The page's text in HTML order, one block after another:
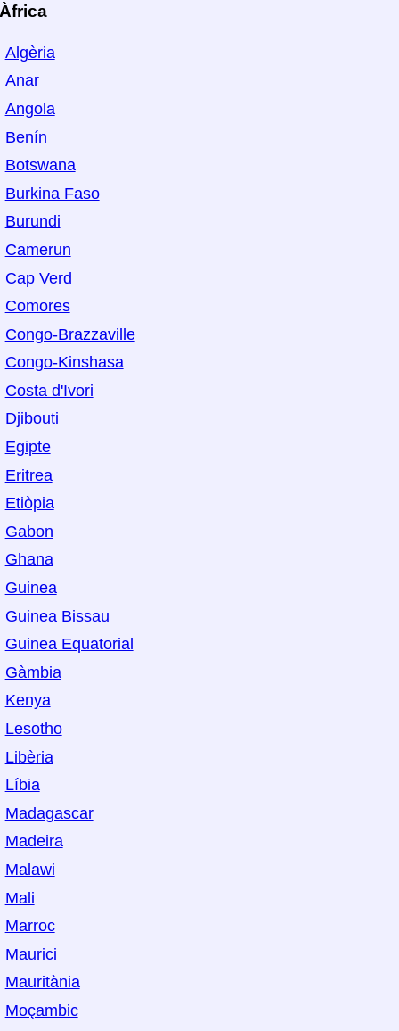
Àfrica
Algèria
Anar
Angola
Benín
Botswana
Burkina Faso
Burundi
Camerun
Cap Verd
Comores
Congo-Brazzaville
Congo-Kinshasa
Costa d'Ivori
Djibouti
Egipte
Eritrea
Etiòpia
Gabon
Ghana
Guinea
Guinea Bissau
Guinea Equatorial
Gàmbia
Kenya
Lesotho
Libèria
Líbia
Madagascar
Madeira
Malawi
Mali
Marroc
Maurici
Mauritània
Moçambic